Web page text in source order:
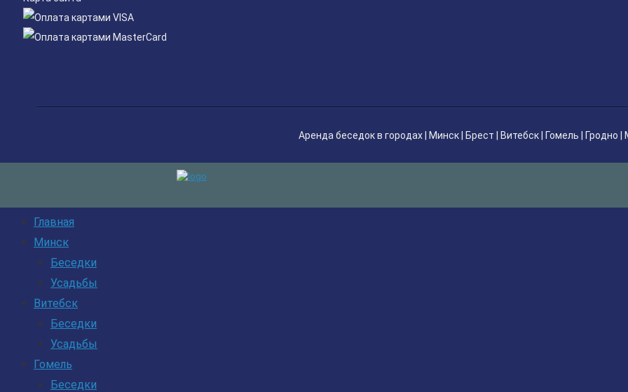
Аренда беседокв городах | Минск| Брест Витебск| Гомель Гродно
Главная
Минск
Беседки
Усадьбы
Витебск
Беседки
Усадьбы
Гомель
Беседки